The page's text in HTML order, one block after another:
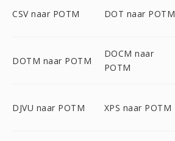
CSV naar POTM DOT naar POTM
DOTM naar POTM
DOCM naar
POTM
DJVU naar POTM XPS naar POTM